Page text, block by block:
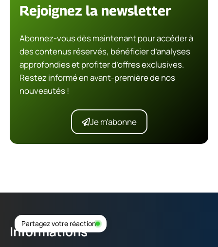
Rejoignez la newsletter
Abonnez-vous dès maintenant pour accéder à
des contenus réservés, bénéficier d’analyses
approfondies et profiter d’offres exclusives.
Restez informé en avant-première de nos
nouveautés !
Je m'abonne
Informations
Partagez votre réaction